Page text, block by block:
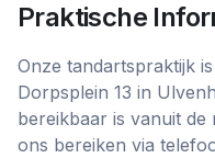
Praktische
Onze tandartspraktijk
Dorpsplein 13 in
bereikbaar is vanuit
ons bereiken via